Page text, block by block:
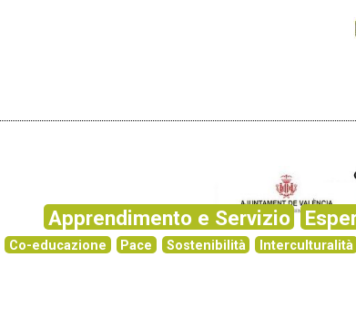
Apprendimento e Servizio
Co-educazione Pace Sostenibilità Interculturalità